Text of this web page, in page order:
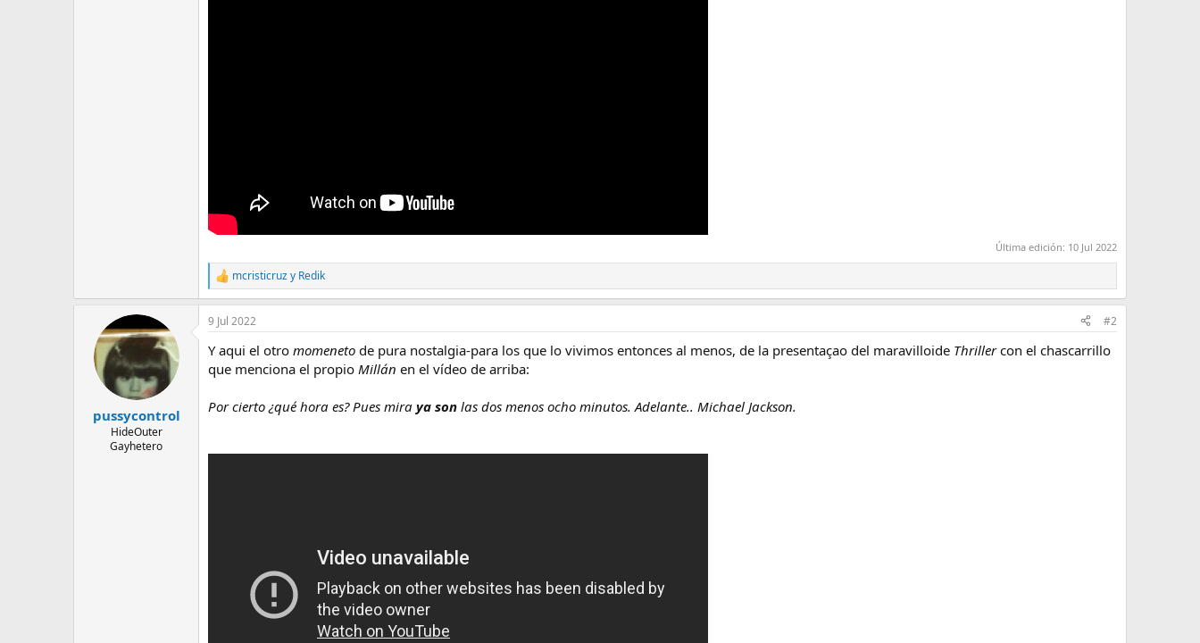
Última edición: 10 Jul 2022
R
e
a
c
i
o
n
s
mcristicruzy Redik
pussycontrol
HideOuter
Gayhetero
9 Jul 2022 #2
Y aqui el otro momeneto de pura nostalgia-para los que lo vivimos entonces al menos, de la presentaçao del maravilloide Thrillercon el chascarrillo
que menciona el propio Millán en el vídeo de arriba:
Por cierto ¿qué hora es? Pues mira ya son las dos menos ocho minutos. Adelante.. Michael Jackson.